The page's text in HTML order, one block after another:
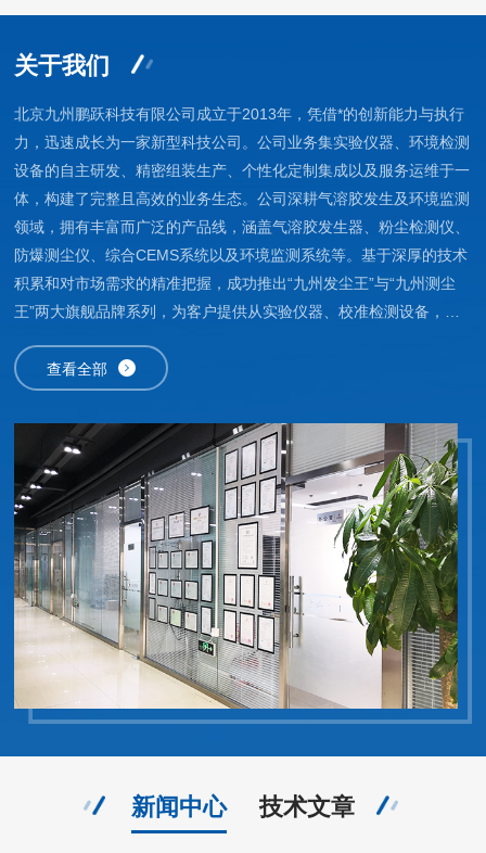
关于我们
北京九州鹏跃科技有限公司成立于2013年，凭借*的创新能力与执行
力，迅速成长为一家新型科技公司。公司业务集实验仪器、环境检测
设备的自主研发、精密组装生产、个性化定制集成以及服务运维于一
体，构建了完整且高效的业务生态。公司深耕气溶胶发生及环境监测
领域，拥有丰富而广泛的产品线，涵盖气溶胶发生器、粉尘检测仪、
防爆测尘仪、综合CEMS系统以及环境监测系统等。基于深厚的技术
积累和对市场需求的精准把握，成功推出“九州发尘王”与“九州测尘
王”两大旗舰品牌系列，为客户提供从实验仪器、校准检测设备，到
性有机化合物）监测等领域的一站式检验监测系统解决方案，同时提
供高效、专业的运维服务。公司是中关村国家自主创新示范区的重要
一员。在北京昌平科技园设立了专业技术研发中心和生产组装基地，
设备精良，具备年产万台设备的*生产能力。此外，公司荣获北京
市“专精特新”中小企业称号，被认定为“北京市知识产权试点单位”，
目前持有五十余项自主知识产权，其中六项核心发明（ZL20211036
75403、ZL2021107494163、ZL2021103671953、ZL2021107487
013、ZL2016108721214、ZL2019109215251），充分展示了公司
在技术创新上的雄厚实力。公司高度重视产学研合作，与国内科研机
构建立了长期稳定的合作关系，共同推动多项科技成果的转化。特别
是与中国计量科学研究院合作研发的“光散射法检测设备及颗粒物质
量浓度计量溯源体系”项目，荣获中国粉体协会颁发的科技进步一等
奖，成为公司技术创新的标志性成果。同时，公司积极参与国家及行
物（PM2.5）质量浓度测量仪性能测试方法...
查看全部
新闻中心 技术文章